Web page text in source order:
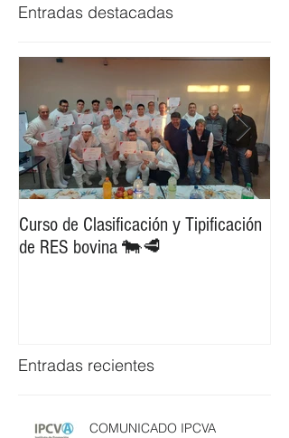
Entradas destacadas
Curso de Clasificación y Tipificación
de RES bovina 🐄🥩
Entradas recientes
COMUNICADO IPCVA